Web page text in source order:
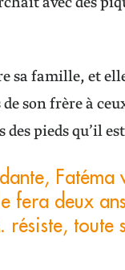
sa famille, et
son frère à
pieds qu’il
deux